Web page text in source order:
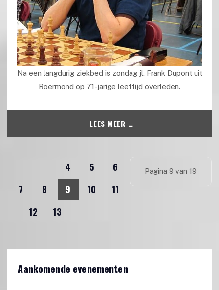
Na een langdurig ziekbed is zondag jl. Frank Dupont uit
Roermond op 71-jarige leeftijd overleden.
LEES MEER …
Pagina 9 van 19
4 5
6
7
8 9 10
11
12
13
Aankomende evenementen